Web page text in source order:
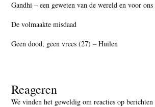
Gandhi – een geweten van de wereld en voor
De volmaakte misdaad
Geen dood, geen vrees (27) – Huilen
Reageren
We vinden het geweldig om reacties op